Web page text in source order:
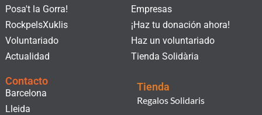
Posa't la Gorra!
RockpelsXuklis
Voluntariado
Actualidad
Empresas
¡Haz tu donación ahora!
Haz un voluntariado
Tienda Solidària
Contacto
Barcelona
Lleida
Tienda
Regalos Solidaris